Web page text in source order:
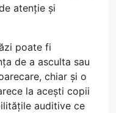
atenție și
poate fi
de a asculta sau
chiar și o
la acești copii
auditive ce